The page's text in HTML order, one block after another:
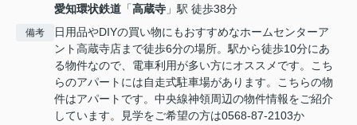
愛知環状鉄道 「高蔵寺 」駅 徒歩38分
備考
日用品やDIYの買い物にもおすすめなホームセンターア
ント高蔵寺店まで徒歩6分の場所。駅から徒歩10分にあ
る物件なので、電車利用が多い方にオススメです。こち
らのアパートには自走式駐車場があります。こちらの物
件はアパートです。中央線神領周辺の物件情報をご紹介
しています。見学をご希望の方は0568-87-2103か